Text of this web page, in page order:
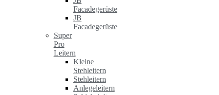
Facadegerüste
JB
Facadegerüste
Super
Pro
Leitern
Kleine
Stehleitern
Stehleitern
Anlegeleitern